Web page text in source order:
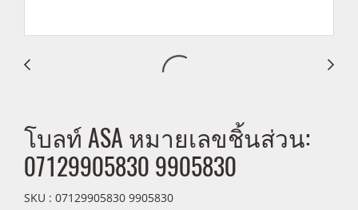
โบลท์ ASA หมายเลขชิ้นส่วน:
07129905830 9905830
SKU : 07129905830 9905830